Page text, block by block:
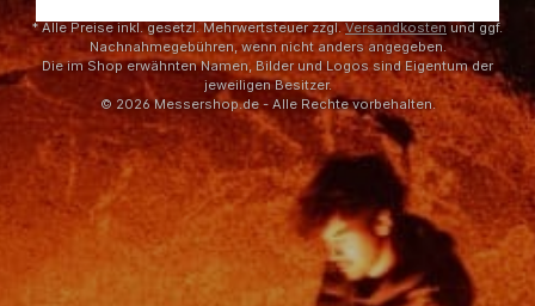
* Alle Preise inkl. gesetzl. Mehrwertsteuer zzgl.Versandkostenund ggf.
Nachnahmegebühren, wenn nicht anders angegeben.
Die im Shop erwähnten Namen, Bilder und Logos sind Eigentum der
jeweiligen Besitzer.
© 2026 Messershop.de - Alle Rechte vorbehalten.